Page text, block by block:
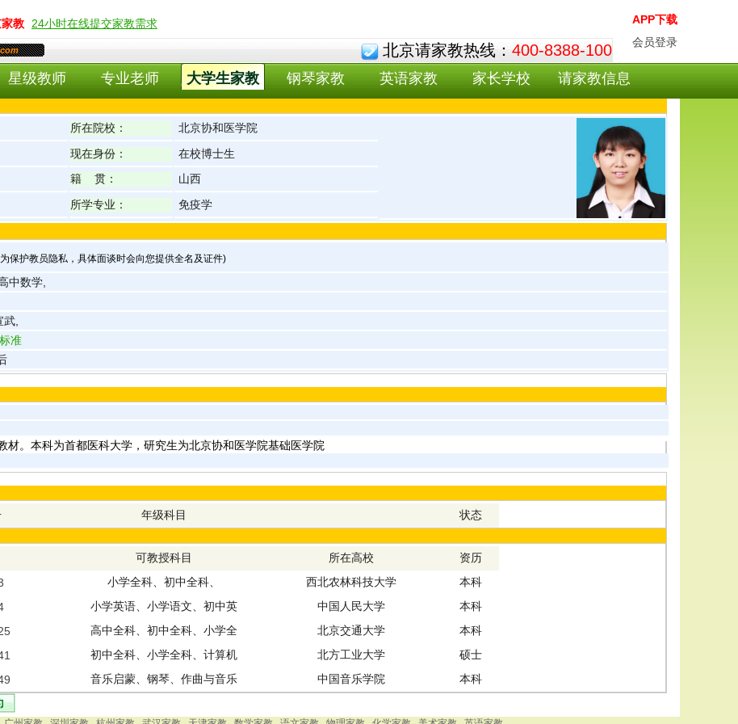
家教 24小时在线提交家教需求
北京请家教热线： 400-8388-100
APP下载
会员登录
星级教师 专业老师 大学生家教 钢琴家教 英语家教 家长学校 请家教信息
所在院校：
北京协和医学院
现在身份：
在校博士生
籍 贯：
山西
所学专业：
免疫学
保护教员隐私，具体面谈时会向您提供全名及证件)
中数学,
,
准
材。本科为首都医科大学，研究生为北京协和医学院基础医学院
年级科目
状态
可教授科目 所在高校
资历
小学全科、初中全科、 西北农林科技大学
本科
小学英语、小学语文、初中英 中国人民大学
本科
高中全科、初中全科、小学全 北京交通大学
本科
初中全科、小学全科、计算机 北方工业大学
硕士
音乐启蒙、钢琴、作曲与音乐 中国音乐学院 本科